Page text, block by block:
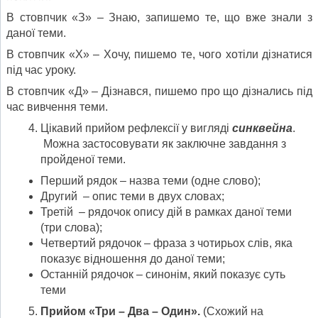
В стовпчик «З» – Знаю, запишемо те, що вже знали з
даної теми.
В стовпчик «Х» – Хочу, пишемо те, чого хотіли дізнатися
під час уроку.
В стовпчик «Д» – Дізнався, пишемо про що дізнались під
час вивчення теми.
Цікавий прийом рефлексії у вигляді синквейна.
Можна застосовувати як заключне завдання з
пройденої теми.
Перший рядок – назва теми (одне слово);
Другий – опис теми в двух словах;
Третій – рядочок опису дій в рамках даної теми
(три слова);
Четвертий рядочок – фраза з чотирьох слів, яка
показує відношення до даної теми;
Останній рядочок – синонім, який показує суть
теми
Прийом «Три – Два – Один». (Схожий на